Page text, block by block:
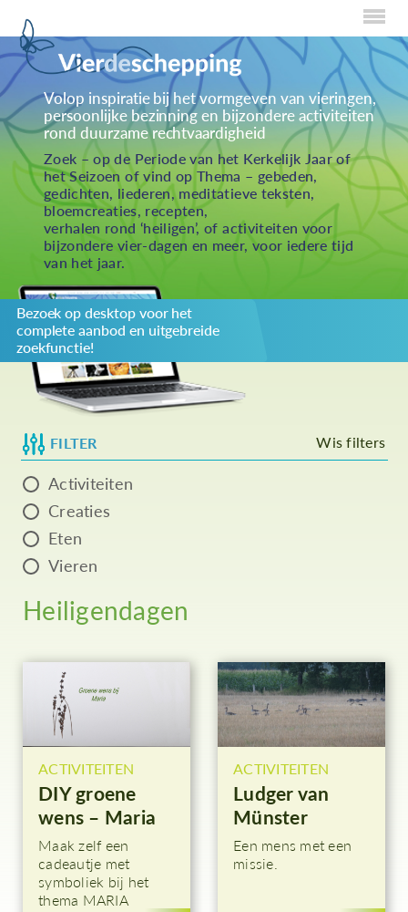
Home
Over Creaties
Over Vieren
Over Eten
Over Activiteiten
Inzenden
Over ons
Privacybeleid
Redactiestatuut
log in
Volop inspiratie bij het vormgeven van vieringen,
persoonlijke bezinning en bijzondere activiteiten
rond duurzame rechtvaardigheid
Zoek – op de Periode van het Kerkelijk Jaar of
het Seizoen of vind op Thema – gebeden,
gedichten, liederen, meditatieve teksten,
bloemcreaties, recepten,
verhalen rond ‘heiligen’, of activiteiten voor
bijzondere vier-dagen en meer, voor iedere tijd
van het jaar.
Bezoek op desktop voor het
complete aanbod en uitgebreide
zoekfunctie!
KIES JE THEMA
FILTER Wis filters
Activiteiten
Creaties
Eten
Vieren
Heiligendagen
ACTIVITEITEN
DIY groene
wens – Maria
Maak zelf een
cadeautje met
symboliek bij het
thema MARIA
ACTIVITEITEN
Ludger van
Münster
Een mens met een
missie.